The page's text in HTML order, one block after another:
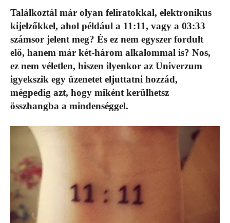
Találkoztál már olyan feliratokkal, elektronikus
kijelzőkkel, ahol például a 11:11, vagy a 03:33
számsor jelent meg? És ez nem egyszer fordult
elő, hanem már két-három alkalommal is? Nos,
ez nem véletlen, hiszen ilyenkor az Univerzum
igyekszik egy üzenetet eljuttatni hozzád,
mégpedig azt, hogy miként kerülhetsz
összhangba a mindenséggel.